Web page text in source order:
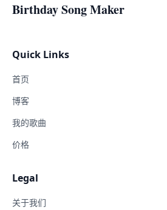
Birthday Song Maker
Quick Links
首页
博客
我的歌曲
价格
Legal
关于我们